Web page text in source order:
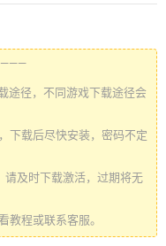
途径，不同游戏下载途径会
下载后尽快安装，密码不定
及时下载激活，过期将无
教程或联系客服。